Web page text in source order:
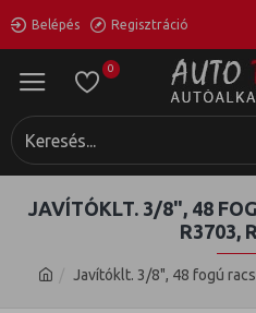
Belépés Regisztráció
0
Javítóklt. 3/8", 48 fogú
JAVÍTÓKLT. 3/8", 48
R3703,